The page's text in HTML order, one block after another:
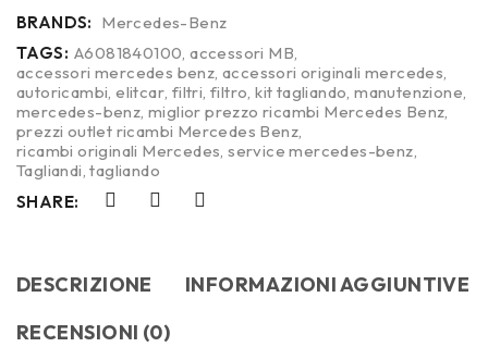
BRANDS: Mercedes-Benz
TAGS: A6081840100,accessori MB,
accessori mercedes benz,accessori originali mercedes,
autoricambi,elitcar, filtri,filtro,kit tagliando,manutenzione,
mercedes-benz,miglior prezzo ricambi Mercedes Benz,
prezzi outlet ricambi Mercedes Benz,
ricambi originali Mercedes,service mercedes-benz,
Tagliandi,tagliando
SHARE:
DESCRIZIONE
INFORMAZIONI AGGIUNTIVE
RECENSIONI (0)